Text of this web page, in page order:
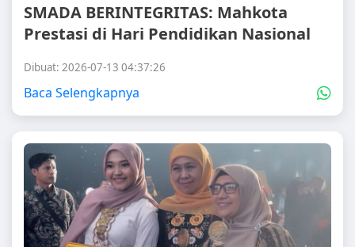
SMADA BERINTEGRITAS: Mahkota
Prestasi di Hari Pendidikan Nasional
Dibuat: 2026-07-13 04:37:26
Baca Selengkapnya